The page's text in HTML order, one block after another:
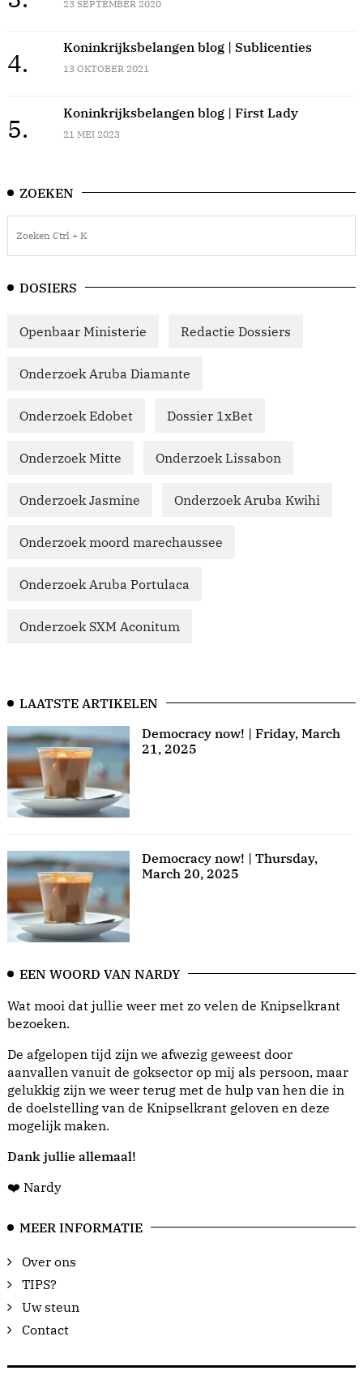
23 SEPTEMBER 2020
4.
Koninkrijksbelangen blog | Sublicenties
13 OKTOBER 2021
5.
Koninkrijksbelangen blog | First Lady
21 MEI 2023
ZOEKEN
DOSIERS
Openbaar Ministerie Redactie Dossiers
Onderzoek Aruba Diamante
Onderzoek Edobet Dossier 1xBet
Onderzoek Mitte Onderzoek Lissabon
Onderzoek Jasmine Onderzoek Aruba Kwihi
Onderzoek moord marechaussee
Onderzoek Aruba Portulaca
Onderzoek SXM Aconitum
LAATSTE ARTIKELEN
Democracy now! | Friday, March
21, 2025
Democracy now! | Thursday,
March 20, 2025
EEN WOORD VAN NARDY
Wat mooi dat jullie weer met zo velen de Knipselkrant
bezoeken.
De afgelopen tijd zijn we afwezig geweest door
aanvallen vanuit de goksector op mij als persoon, maar
gelukkig zijn we weer terug met de hulp van hen die in
de doelstelling van de Knipselkrant geloven en deze
mogelijk maken.
Dank jullie allemaal!
❤️ Nardy
MEER INFORMATIE
Over ons
TIPS?
Uw steun
Contact